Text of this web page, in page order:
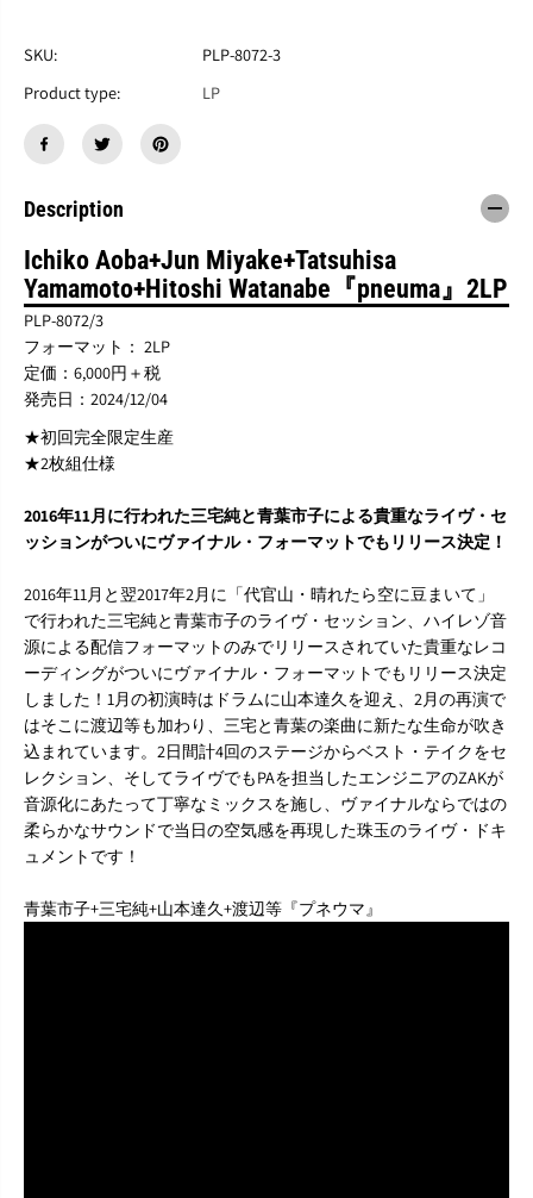
葉
子
三
宅
+
本
達
久
+
渡
辺
等
『
プ
ネ
ウ
』
2
P
三
宅
本
達
久
渡
辺
等
『
プ
』
2
P
SKU:
PLP-8072-3
Product type:
LP
Description
Ichiko Aoba+Jun Miyake+Tatsuhisa
Yamamoto+Hitoshi Watanabe『pneuma』2LP
PLP-8072/3
フォーマット： 2LP
定価：6,000円＋税
発売日：2024/12/04
★初回完全限定生産
★2枚組仕様
2016年11月に行われた三宅純と青葉市子による貴重なライヴ・セ
ッションがついにヴァイナル・フォーマットでもリリース決定！
2016年11月と翌2017年2月に「代官山・晴れたら空に豆まいて」
で行われた三宅純と青葉市子のライヴ・セッション、ハイレゾ音
源による配信フォーマットのみでリリースされていた貴重なレコ
ーディングがついにヴァイナル・フォーマットでもリリース決定
しました！1月の初演時はドラムに山本達久を迎え、2月の再演で
はそこに渡辺等も加わり、三宅と青葉の楽曲に新たな生命が吹き
込まれています。2日間計4回のステージからベスト・テイクをセ
レクション、そしてライヴでもPAを担当したエンジニアのZAKが
音源化にあたって丁寧なミックスを施し、ヴァイナルならではの
柔らかなサウンドで当日の空気感を再現した珠玉のライヴ・ドキ
ュメントです！
青葉市子+三宅純+山本達久+渡辺等『プネウマ』